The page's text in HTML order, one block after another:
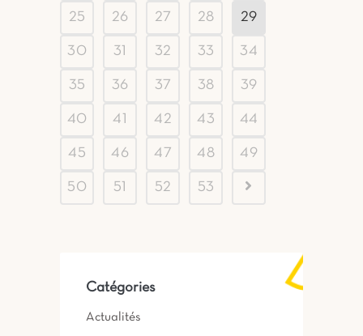
25 26 27 28 29
30 31 32 33 34
35 36 37 38 39
40 41 42 43 44
45 46 47 48 49
50 51 52 53
Catégories
Actualités